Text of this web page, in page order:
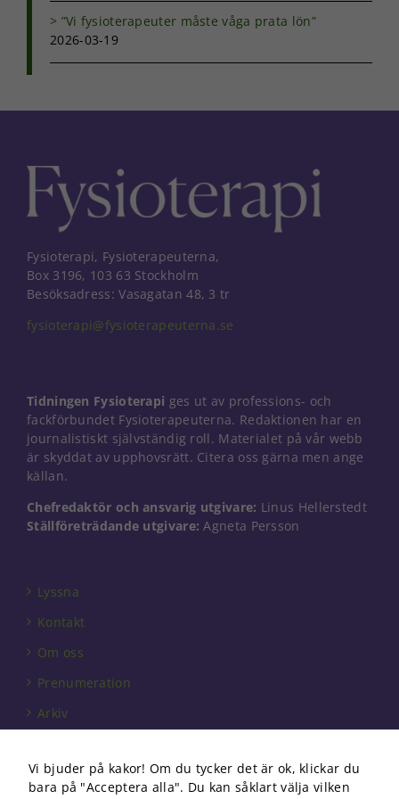
”Vi fysioterapeuter måste våga prata lön”
2026-03-19
Fysioterapi, Fysioterapeuterna,
Box 3196, 103 63 Stockholm
Besöksadress: Vasagatan 48, 3 tr
fysioterapi@fysioterapeuterna.se
Tidningen Fysioterapi ges ut av professions- och
fackförbundet Fysioterapeuterna. Redaktionen har en
journalistiskt självständig roll. Materialet på vår webb
är skyddat av upphovsrätt. Citera oss gärna men ange
källan.
Chefredaktör och ansvarig utgivare: Linus Hellerstedt
Ställföreträdande utgivare: Agneta Persson
Lyssna
Kontakt
Om oss
Prenumeration
Arkiv
Förbundet
Vi bjuder på kakor! Om du tycker det är ok, klickar du
bara på "Acceptera alla". Du kan såklart välja vilken